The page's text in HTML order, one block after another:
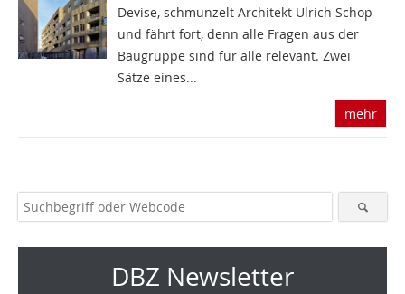
Devise, schmunzelt Architekt Ulrich Schop
und fährt fort, denn alle Fragen aus der
Baugruppe sind für alle relevant. Zwei
Sätze eines...
mehr
DBZ Newsletter